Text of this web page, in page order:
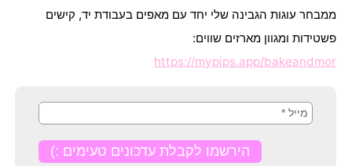
ממבחר עוגות הגבינה שלי יחד עם מאפים בעבודת יד, קישים
פשטידות ומגוון מארזים שווים:
https://mypips.app/bakeandmor